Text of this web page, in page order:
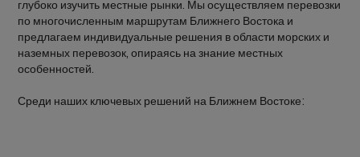
глубоко изучить местные рынки. Мы осуществляем перевозки
по многочисленным маршрутам Ближнего Востока и
предлагаем индивидуальные решения в области морских и
наземных перевозок, опираясь на знание местных
особенностей.
Среди наших ключевых решений на Ближнем Востоке: